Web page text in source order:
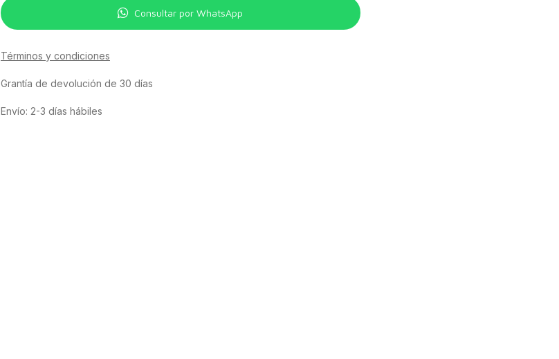
Consultar por WhatsApp
Términos y condiciones
Grantía de devolución de 30 días
Envío: 2-3 días hábiles